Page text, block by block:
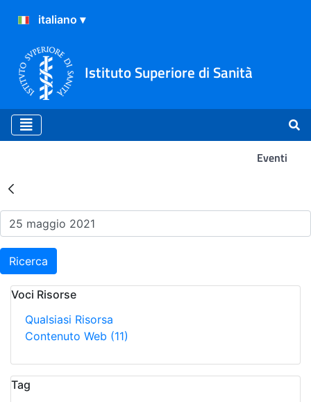
Istituto Superiore di Sanità
Eventi
Risultati della Ricerca -
Ricerca
Voci Risorse
Qualsiasi Risorsa
Contenuto Web (11)
Tag